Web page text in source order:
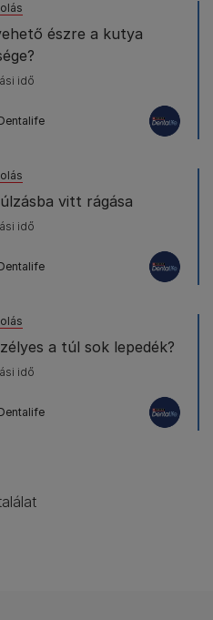
észre a kutya
idő
vitt rágása
idő
a túl sok lepedék?
idő